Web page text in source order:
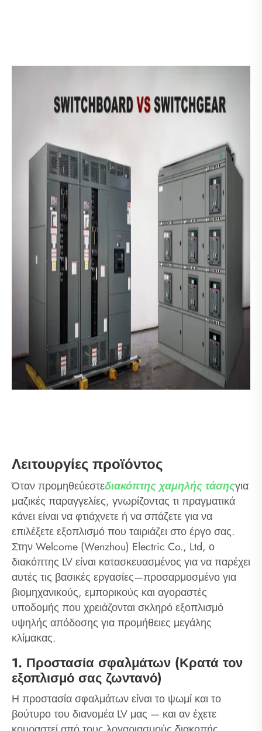
Λειτουργίες προϊόντος
Όταν προμηθεύεστεδιακόπτης χαμηλής τάσηςγια
μαζικές παραγγελίες, γνωρίζοντας τι πραγματικά
κάνει είναι να φτιάχνετε ή να σπάζετε για να
επιλέξετε εξοπλισμό που ταιριάζει στο έργο σας.
Στην Welcome (Wenzhou) Electric Co., Ltd, ο
διακόπτης LV είναι κατασκευασμένος για να παρέχει
αυτές τις βασικές εργασίες—προσαρμοσμένο για
βιομηχανικούς, εμπορικούς και αγοραστές
υποδομής που χρειάζονται σκληρό εξοπλισμό
υψηλής απόδοσης για προμήθειες μεγάλης
κλίμακας.
1. Προστασία σφαλμάτων (Κρατά τον
εξοπλισμό σας ζωντανό)
Η προστασία σφαλμάτων είναι το ψωμί και το
βούτυρο του διανομέα LV μας — και αν έχετε